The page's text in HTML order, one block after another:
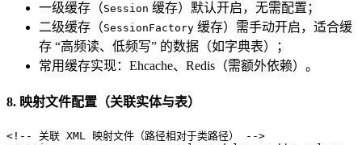
一级缓存（Session 缓存）默认开启，无需配置；
二级缓存（SessionFactory 缓存）需手动开启，适合缓
存 “高频读、低频写” 的数据（如字典表）；
常用缓存实现：Ehcache、Redis（需额外依赖）。
8. 映射文件配置（关联实体与表）
<!-- 关联 XML 映射文件（路径相对于类路径） -->